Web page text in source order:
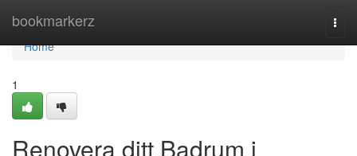
bookmarkerz
Home
Home
1
Renovera ditt Badrum i